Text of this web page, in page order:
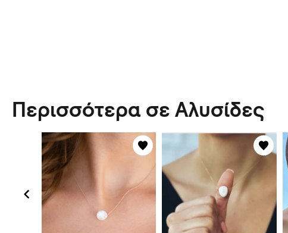
Περισσότερα σε Αλυσίδες